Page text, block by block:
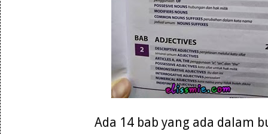
Ada 14 bab yang ada dalam